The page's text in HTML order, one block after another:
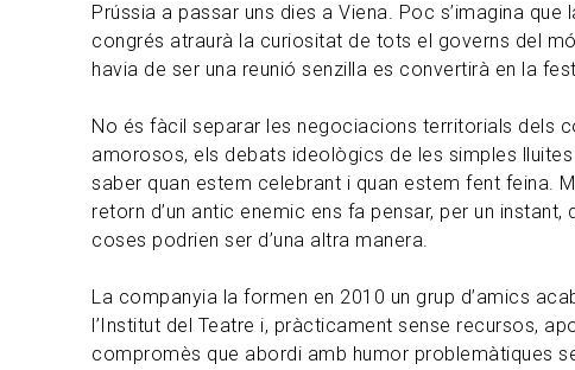
Prússia a passar uns dies a Viena. Poc s’imagina que
congrés atraurà la curiositat de tots el governs del
havia de ser una reunió senzilla es convertirà en la
No és fàcil separar les negociacions territorials dels
amorosos, els debats ideològics de les simples lluites
saber quan estem celebrant i quan estem fent feina.
retorn d’un antic enemic ens fa pensar, per un instant,
coses podrien ser d’una altra manera.
La companyia la formen en 2010 un grup d’amics
l’Institut del Teatre i, pràcticament sense recursos,
compromès que abordi amb humor problemàtiques